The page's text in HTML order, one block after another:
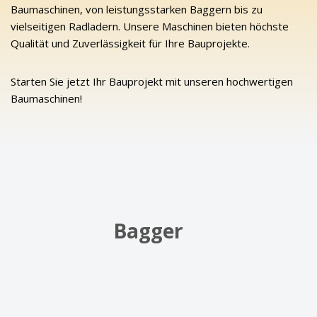
Baumaschinen, von leistungsstarken Baggern bis zu
vielseitigen Radladern. Unsere Maschinen bieten höchste
Qualität und Zuverlässigkeit für Ihre Bauprojekte.
Starten Sie jetzt Ihr Bauprojekt mit unseren hochwertigen
Baumaschinen!
Bagger